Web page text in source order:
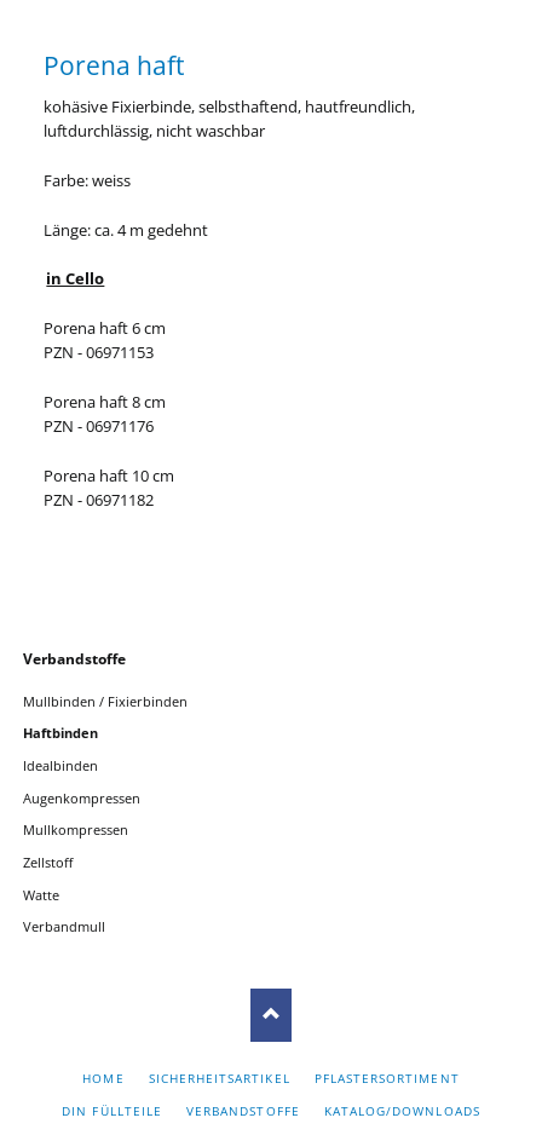
Porena haft
kohäsive Fixierbinde, selbsthaftend, hautfreundlich,
luftdurchlässig, nicht waschbar
Farbe: weiss
Länge: ca. 4 m gedehnt
in Cello
Porena haft 6 cm
PZN - 06971153
Porena haft 8 cm
PZN - 06971176
Porena haft 10 cm
PZN - 06971182
Navigation
Verbandstoffe
Mullbinden / Fixierbinden
Haftbinden
Idealbinden
Augenkompressen
Mullkompressen
Zellstoff
Watte
Verbandmull
NAVIGATION
HOME SICHERHEITSARTIKEL
PFLASTERSORTIMENT
DIN FÜLLTEILE
VERBANDSTOFFE KATALOG/DOWNLOADS